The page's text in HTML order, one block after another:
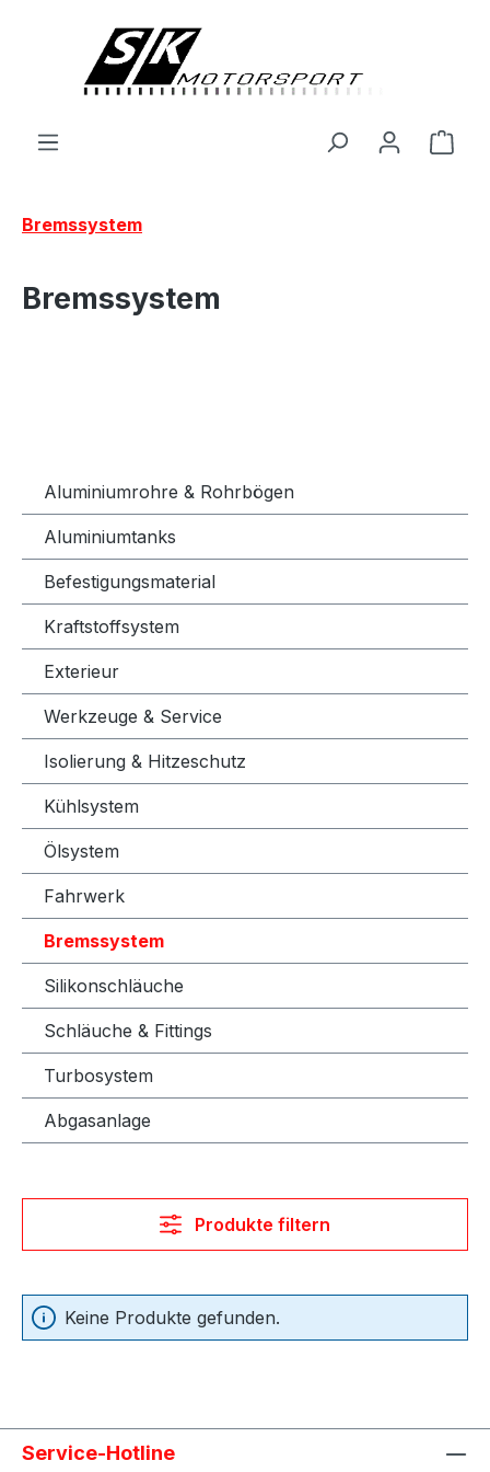
Bremssystem
Bremssystem
Aluminiumrohre & Rohrbögen
Aluminiumtanks
Befestigungsmaterial
Kraftstoffsystem
Exterieur
Werkzeuge & Service
Isolierung & Hitzeschutz
Kühlsystem
Ölsystem
Fahrwerk
Bremssystem
Silikonschläuche
Schläuche & Fittings
Turbosystem
Abgasanlage
Produkte filtern
Keine Produkte gefunden.
Service-Hotline